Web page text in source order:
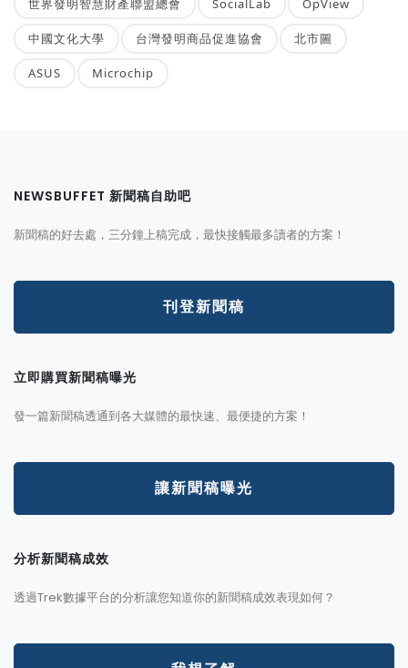
世界發明智慧財產聯盟總會 SocialLab OpView
中國文化大學 台灣發明商品促進協會 北市圖
ASUS Microchip
NEWSBUFFET 新聞稿自助吧
新聞稿的好去處，三分鐘上稿完成，最快接觸最多讀者的方案！
刊登新聞稿
立即購買新聞稿曝光
發一篇新聞稿透通到各大媒體的最快速、最便捷的方案！
讓新聞稿曝光
分析新聞稿成效
透過Trek數據平台的分析讓您知道你的新聞稿成效表現如何？